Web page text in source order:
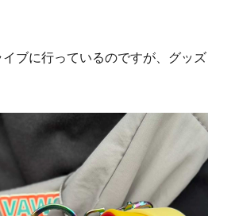
ブに行っているのですが、グッズ